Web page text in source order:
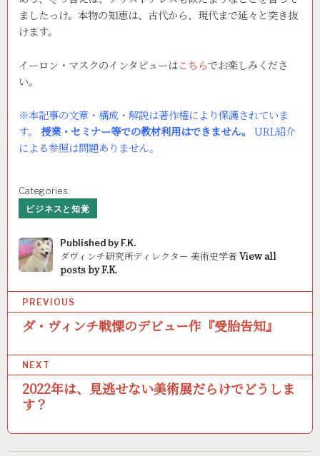
ましたっけ。本物の知恵は、古代から、現代まで延々と突き抜
けます。
イーロン・マスクのインタビューはこちらでお楽しみくださ
い。
※本記事の文章・構成・解説は著作権により保護されていま
す。 授業・セミナー等での教材利用はできません。 URL紹介
による参照は問題ありません。
Categories:
ビジネスと知覚
Published by F.K.
ダヴィンチ研究所ディレクター 美術史学者 View all
posts by F.K.
s
t
PREVIOUS
ダ・ヴィンチ戦慄のデビュー作『受胎告知』
NEXT
2022年は、見逃せない美術展だらけでどうしま
す？